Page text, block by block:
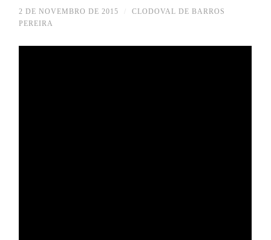
2 DE NOVEMBRO DE 2015
CLODOVAL DE BARROS
PEREIRA